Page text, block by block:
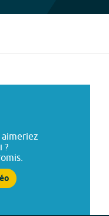
aimeriez
?